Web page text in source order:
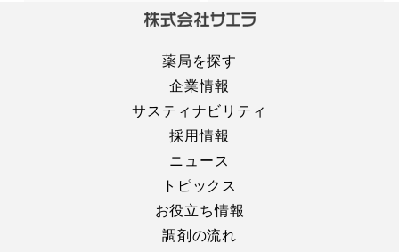
薬局を探す
企業情報
サスティナビリティ
採用情報
ニュース
トピックス
お役立ち情報
調剤の流れ